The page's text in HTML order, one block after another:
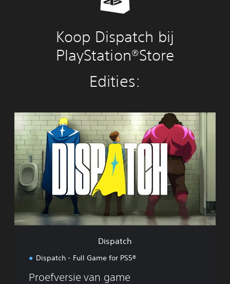
Koop Dispatch bij
PlayStation®Store
Edities:
D
i
s
p
a
t
c
h
Dispatch
Dispatch - Full Game for PS5®
Proefversie van game